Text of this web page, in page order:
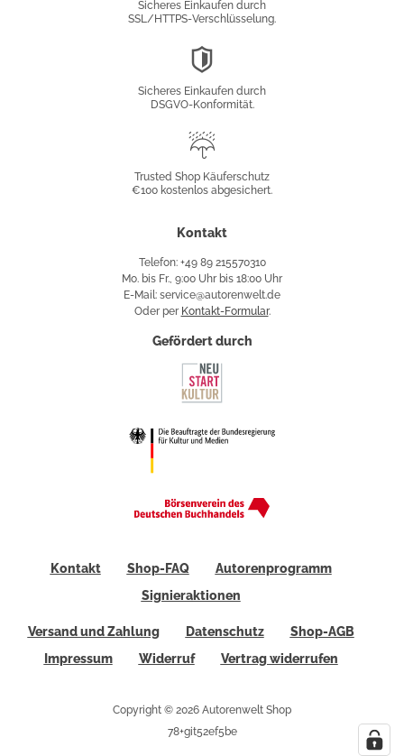
Sicheres Einkaufen durch
SSL/HTTPS-Verschlüsselung.
Sicheres Einkaufen durch
DSGVO-Konformität.
Käuferschutz
Trusted Shop Käuferschutz
€100 kostenlos abgesichert.
Kontakt
Telefon: +49 89 215570310
Mo. bis Fr., 9:00 Uhr bis 18:00 Uhr
E-Mail: service@autorenwelt.de
Oder per Kontakt-Formular.
Gefördert durch
Kontakt Shop-FAQ
Autorenprogramm
Signieraktionen
Versand und Zahlung Datenschutz
Shop-AGB
Impressum
Widerruf Vertrag widerrufen
Copyright © 2026 Autorenwelt Shop
78+git52ef5be